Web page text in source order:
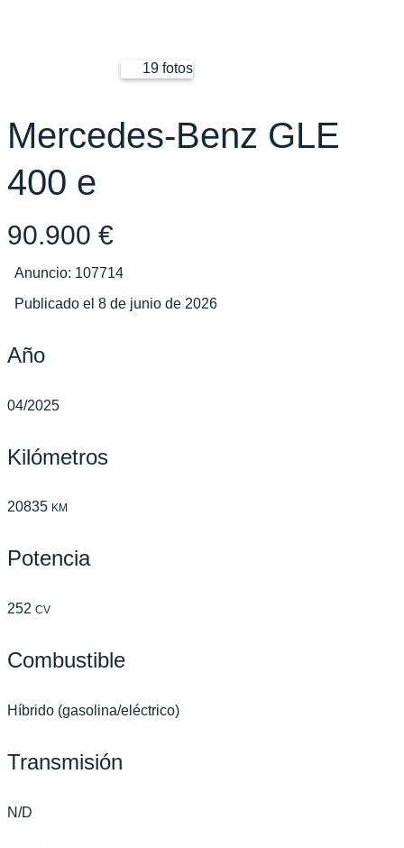
19 fotos
Mercedes-Benz GLE
400 e
90.900 €
Anuncio: 107714
Publicado el 8 de junio de 2026
Año
04/2025
Kilómetros
20835 KM
Potencia
252 CV
Combustible
Híbrido (gasolina/eléctrico)
Transmisión
N/D